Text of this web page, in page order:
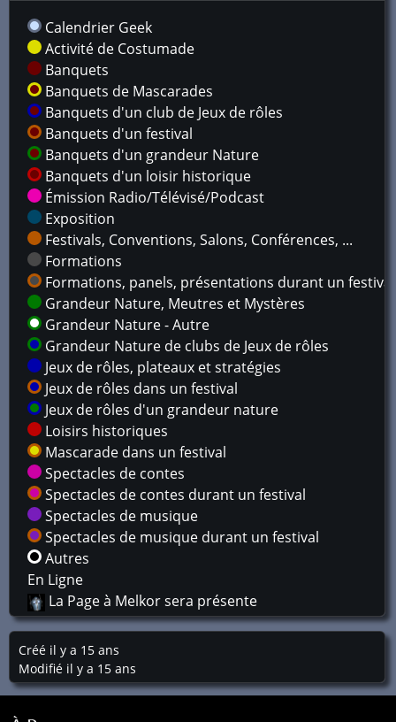
Calendrier Geek
Activité de Costumade
Banquets
Banquets de Mascarades
Banquets d'un club de Jeux de rôles
Banquets d'un festival
Banquets d'un grandeur Nature
Banquets d'un loisir historique
Émission Radio/Télévisé/Podcast
Exposition
Festivals, Conventions, Salons, Conférences, ...
Formations
Formations, panels, présentations durant un festival
Grandeur Nature, Meutres et Mystères
Grandeur Nature - Autre
Grandeur Nature de clubs de Jeux de rôles
Jeux de rôles, plateaux et stratégies
Jeux de rôles dans un festival
Jeux de rôles d'un grandeur nature
Loisirs historiques
Mascarade dans un festival
Spectacles de contes
Spectacles de contes durant un festival
Spectacles de musique
Spectacles de musique durant un festival
Autres
En Ligne
La Page à Melkor sera présente
Créé il y a 15 ans
Modifié il y a 15 ans